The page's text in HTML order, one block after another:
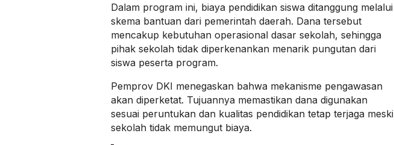
Dalam program ini, biaya pendidikan siswa ditanggung melalui
skema bantuan dari pemerintah daerah. Dana tersebut
mencakup kebutuhan operasional dasar sekolah, sehingga
pihak sekolah tidak diperkenankan menarik pungutan dari
siswa peserta program.
Pemprov DKI menegaskan bahwa mekanisme pengawasan
akan diperketat. Tujuannya memastikan dana digunakan
sesuai peruntukan dan kualitas pendidikan tetap terjaga meski
sekolah tidak memungut biaya.